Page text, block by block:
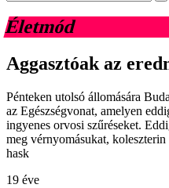
Életmód
Aggasztóak az
Pénteken utolsó állomására
az Egészségvonat, amelyen
ingyenes orvosi szűréseket.
meg vérnyomásukat,
hask
19 éve